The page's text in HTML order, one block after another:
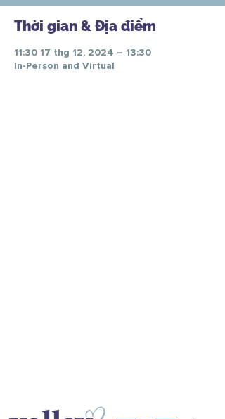
Thời gian & Địa điểm
11:30 17 thg 12, 2024 – 13:30
In-Person and Virtual